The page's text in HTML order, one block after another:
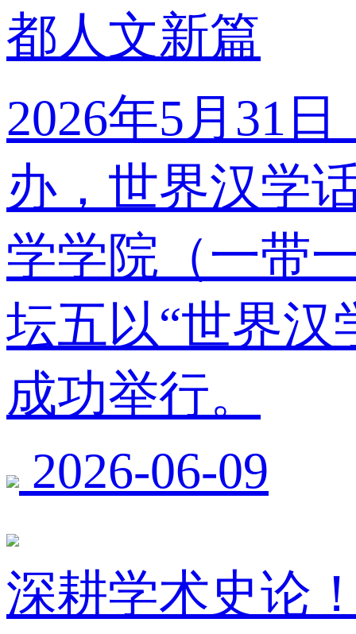
都人文新篇
2026年5月31
办，世界汉学
学学院（一带
坛五以“世界汉
成功举行。
2026-06-09
深耕学术史论